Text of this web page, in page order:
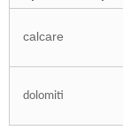
calcare
dolomiti